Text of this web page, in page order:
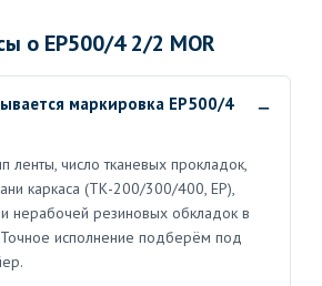
о EP500/4 2/2 MOR
маркировка EP500/4
ленты, число тканевых прокладок,
каркаса (ТК-200/300/400, ЕР),
нерабочей резиновых обкладок в
исполнение подберём под